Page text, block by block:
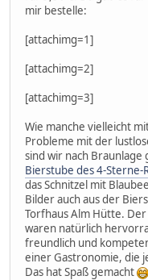
mir bestelle:
[attachimg=1]
[attachimg=2]
[attachimg=3]
Wie manche vielleicht
Probleme mit der
sind wir nach
Bierstube des 4-Sterne-
das Schnitzel mit
Bilder auch aus der
Torfhaus Alm Hütte.
waren natürlich
freundlich und
einer Gastronomie, die
Das hat Spaß gemacht